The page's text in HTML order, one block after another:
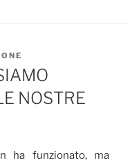
NOSTRE
ha funzionato, ma